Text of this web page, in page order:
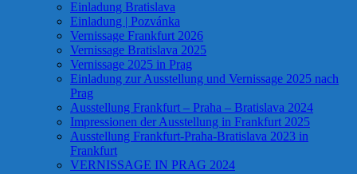
Einladung Bratislava
Einladung | Pozvánka
Vernissage Frankfurt 2026
Vernissage Bratislava 2025
Vernissage 2025 in Prag
Einladung zur Ausstellung und Vernissage 2025 nach
Prag
Ausstellung Frankfurt – Praha – Bratislava 2024
Impressionen der Ausstellung in Frankfurt 2025
Ausstellung Frankfurt-Praha-Bratislava 2023 in
Frankfurt
VERNISSAGE IN PRAG 2024